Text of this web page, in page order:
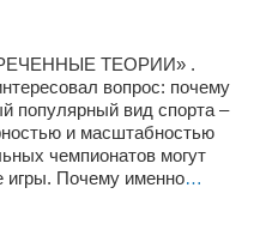
ТЕОРИИ» .
вопрос: почему
популярный вид спорта –
и масштабностью
чемпионатов могут
игры. Почему именно…